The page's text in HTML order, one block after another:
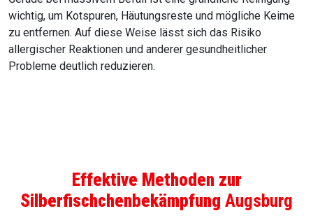
wichtig, um Kotspuren, Häutungsreste und mögliche Keime
zu entfernen. Auf diese Weise lässt sich das Risiko
allergischer Reaktionen und anderer gesundheitlicher
Probleme deutlich reduzieren.
Effektive Methoden zur
Silberfischchenbekämpfung Augsburg